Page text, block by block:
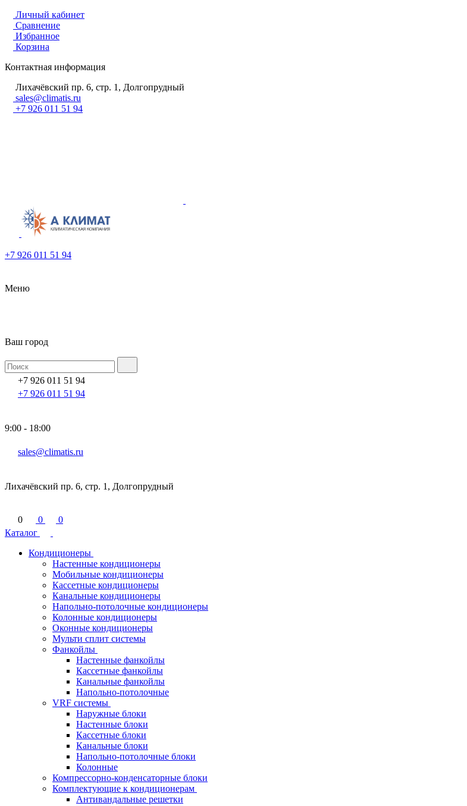
Личный кабинет
Сравнение
Избранное
Корзина
Контактная информация
Лихачёвский пр. 6, стр. 1, Долгопрудный
sales@climatis.ru
+7 926 011 51 94
+7 926 011 51 94
Меню
Ваш город
+7 926 011 51 94
+7 926 011 51 94
9:00 - 18:00
sales@climatis.ru
Лихачёвский пр. 6, стр. 1, Долгопрудный
0 0
0
Каталог
Кондиционеры
Настенные кондиционеры
Мобильные кондиционеры
Кассетные кондиционеры
Канальные кондиционеры
Напольно-потолочные кондиционеры
Колонные кондиционеры
Оконные кондиционеры
Мульти сплит системы
Фанкойлы
Настенные фанкойлы
Кассетные фанкойлы
Канальные фанкойлы
Напольно-потолочные
VRF системы
Наружные блоки
Настенные блоки
Кассетные блоки
Канальные блоки
Напольно-потолочные блоки
Колонные
Компрессорно-конденсаторные блоки
Комплектующие к кондиционерам
Антивандальные решетки